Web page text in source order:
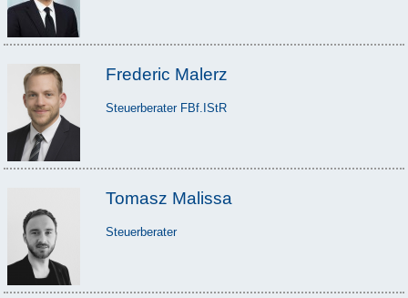
Frederic Malerz
Steuerberater FBf.IStR
Tomasz Malissa
Steuerberater